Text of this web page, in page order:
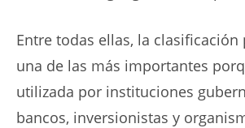
Entre todas ellas, la clasificación
una de las más importantes
utilizada por instituciones
bancos, inversionistas y